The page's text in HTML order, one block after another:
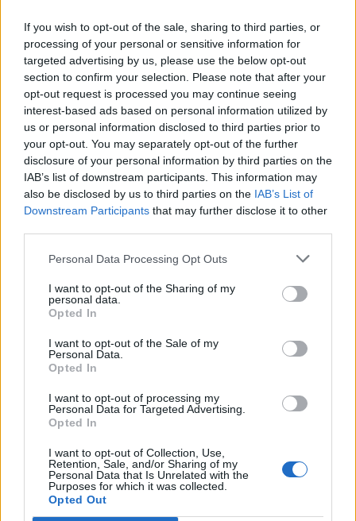
If you wish to opt-out of the sale, sharing to third parties, or
processing of your personal or sensitive information for
targeted advertising by us, please use the below opt-out
section to confirm your selection. Please note that after your
opt-out request is processed you may continue seeing
interest-based ads based on personal information utilized by
us or personal information disclosed to third parties prior to
your opt-out. You may separately opt-out of the further
disclosure of your personal information by third parties on the
IAB’s list of downstream participants. This information may
also be disclosed by us to third parties on the IAB’s List of
Downstream Participants that may further disclose it to other
Personal Data Processing Opt Outs
I want to opt-out of the Sharing of my
personal data.
Opted In
I want to opt-out of the Sale of my
Personal Data.
Opted In
I want to opt-out of processing my
Personal Data for Targeted Advertising.
Opted In
I want to opt-out of Collection, Use,
Retention, Sale, and/or Sharing of my
Personal Data that Is Unrelated with the
Purposes for which it was collected.
Opted Out
ΡΟΗ ΕΙΔΗΣΕΩΝ
ΥΓΕΙΑ 07 Αυγούστου 2026 20:01
Καύσωνας: Οι κίνδυνοι για όσους κάνουν θεραπεία
για διαβήτη και παχυσαρκία
ΕΙΔΗΣΕΙΣ 07 Αυγούστου 2026
ΙΣΑ: «Καμπανάκι» για τον ιό του Δυτικού Νείλου στην
Αττική – Τι ζητά από τις Αρχές
ΔΙΑΤΡΟΦΗ 07 Αυγούστου 2026
Κεχρί: Πώς μια ενισχυμένη ποικιλία μπορεί να
«γεμίσει» σίδηρο τα παιδιά, χωρίς παρενέργειες